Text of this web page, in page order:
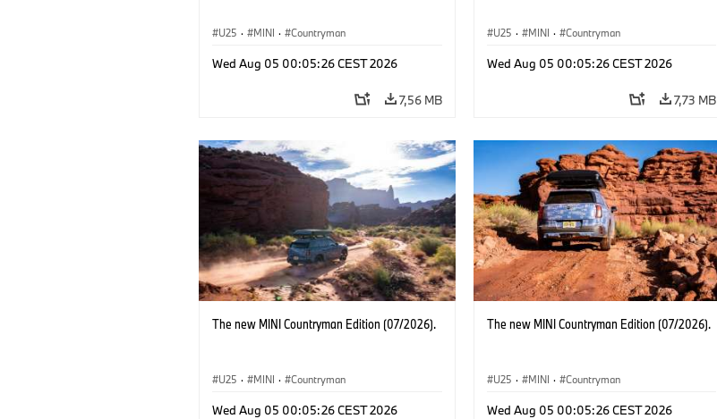
U25 · MINI · Countryman
Wed Aug 05 00:05:26 CEST 2026
7,56 MB
U25 · MINI · Countryman
Wed Aug 05 00:05:26 CEST 2026
7,73 MB
The new MINI Countryman Edition (07/2026).
U25 · MINI · Countryman
Wed Aug 05 00:05:26 CEST 2026
The new MINI Countryman Edition (07/2026).
U25 · MINI · Countryman
Wed Aug 05 00:05:26 CEST 2026